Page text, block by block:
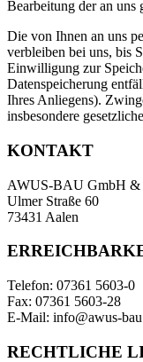
Bearbeitung der an uns
Die von Ihnen an uns
verbleiben bei uns, bis
Einwilligung zur
Datenspeicherung
Ihres Anliegens).
insbesondere
KONTAKT
AWUS-BAU GmbH &
Ulmer Straße 60
73431 Aalen
Telefon: 07361 5603-0
Fax: 07361 5603-28
E-Mail: info@awus-
RECHTLICHE